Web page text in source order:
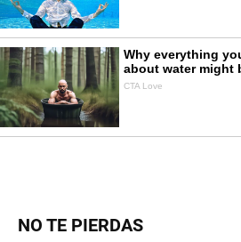
NO TE PIERDAS